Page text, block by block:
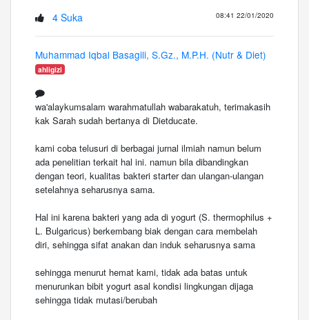
08:41 22/01/2020
4 Suka
Muhammad Iqbal Basagili, S.Gz., M.P.H. (Nutr & Diet)
ahligizi
wa'alaykumsalam warahmatullah wabarakatuh, terimakasih
kak Sarah sudah bertanya di Dietducate.
kami coba telusuri di berbagai jurnal ilmiah namun belum
ada penelitian terkait hal ini. namun bila dibandingkan
dengan teori, kualitas bakteri starter dan ulangan-ulangan
setelahnya seharusnya sama.
Hal ini karena bakteri yang ada di yogurt (S. thermophilus +
L. Bulgaricus) berkembang biak dengan cara membelah
diri, sehingga sifat anakan dan induk seharusnya sama
sehingga menurut hemat kami, tidak ada batas untuk
menurunkan bibit yogurt asal kondisi lingkungan dijaga
sehingga tidak mutasi/berubah